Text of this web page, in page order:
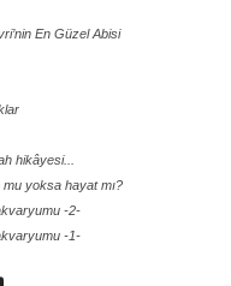
En Güzel Abisi
hikâyesi...
mu yoksa hayat mı?
-2-
-1-